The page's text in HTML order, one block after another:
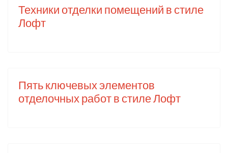
Техники отделки помещений в стиле
Лофт
Пять ключевых элементов
отделочных работ в стиле Лофт